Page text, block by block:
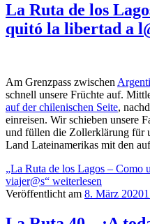
La Ruta de los
quitó la libertad a
Am Grenzpass zwischen
schnell unsere Früchte auf.
auf der chilenischen Seite,
einreisen. Wir schieben unsere
und füllen die Zollerklärung für
Land Lateinamerikas mit den
„La Ruta de los Lagos – Como
viajer@s“ weiterlesen
Veröffentlicht am 8. März 2020